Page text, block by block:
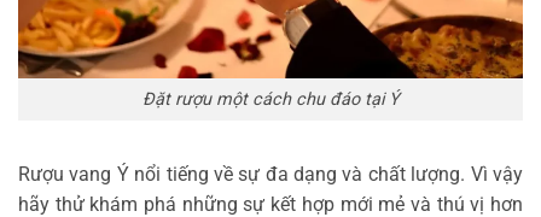
Đặt rượu một cách chu đáo tại Ý
Rượu vang Ý nổi tiếng về sự đa dạng và chất lượng. Vì vậy
hãy thử khám phá những sự kết hợp mới mẻ và thú vị hơn